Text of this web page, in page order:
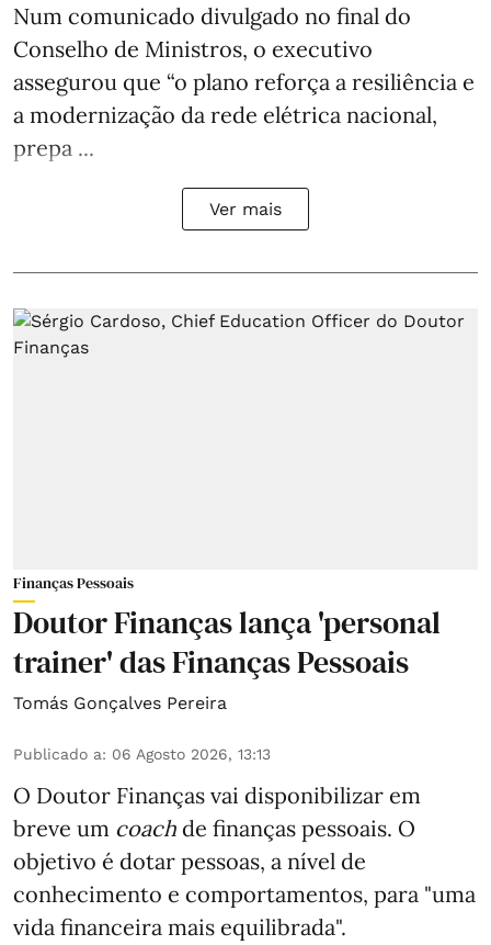
Num comunicado divulgado no final do
Conselho de Ministros, o executivo
assegurou que “o plano reforça a resiliência e
a modernização da rede elétrica nacional,
prepa ...
Ver mais
Finanças Pessoais
Doutor Finanças lança 'personal
trainer' das Finanças Pessoais
Tomás Gonçalves Pereira
Publicado a: 06 Agosto 2026, 13:13
O Doutor Finanças vai disponibilizar em
breve um coach de finanças pessoais. O
objetivo é dotar pessoas, a nível de
conhecimento e comportamentos, para "uma
vida financeira mais equilibrada".